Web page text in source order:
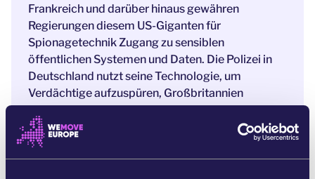
Frankreich und darüber hinaus gewähren
Regierungen diesem US-Giganten für
Spionagetechnik Zugang zu sensiblen
öffentlichen Systemen und Daten. Die Polizei in
Deutschland nutzt seine Technologie, um
Verdächtige aufzuspüren, Großbritannien
Gesundheitswesen – und das ist erst der Anfang.
[3]